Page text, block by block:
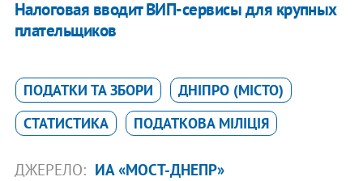
​Налоговая вводит ВИП-сервисы для крупных
плательщиков
ПОДАТКИ ТА ЗБОРИ
ДНІПРО (МІСТО)
СТАТИСТИКА
ПОДАТКОВА МІЛІЦІЯ
ДЖЕРЕЛО: ИА «МОСТ-ДНЕПР»